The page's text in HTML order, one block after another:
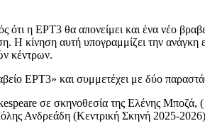
ότι η ΕΡΤ3 θα απονείμει και ένα νέο
Η κίνηση αυτή υπογραμμίζει την
κέντρων.
ΕΡΤ3» και συμμετέχει με δύο
σε σκηνοθεσία της Ελένης Μποζά,
Ανδρεάδη (Κεντρική Σκηνή 2025-2026)